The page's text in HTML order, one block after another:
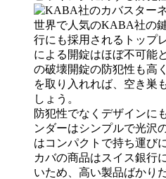
世界で人気のKABA社の
行にも採用されるトップ
による開錠はほぼ不可能
の破壊開錠の防犯性も高
を取り入れれば、空き巣
しょう。
防犯性でなくデザインに
ンダーはシンプルで光沢
はコンパクトで持ち運び
カバの商品はスイス銀行
いため、高い製品ばかり